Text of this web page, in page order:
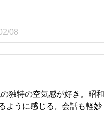
08
独特の空気感が好き。昭和
ように感じる。会話も軽妙